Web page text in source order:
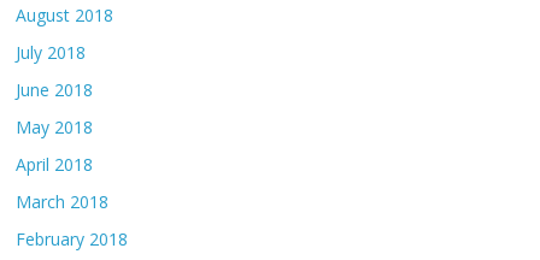
August 2018
July 2018
June 2018
May 2018
April 2018
March 2018
February 2018